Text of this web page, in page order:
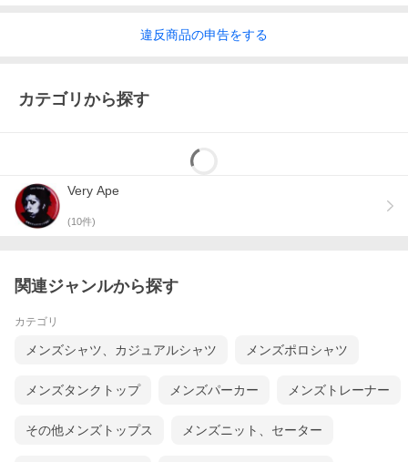
違反商品の申告をする
カテゴリから探す
Very Ape
(10件)
関連ジャンルから探す
カテゴリ
メンズシャツ、カジュアルシャツ メンズポロシャツ
メンズタンクトップ メンズパーカー メンズトレーナー
その他メンズトップス メンズニット、セーター